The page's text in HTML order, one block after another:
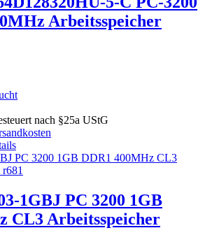
Arbeitsspeicher
nach §25a UStG
1GBJ PC 3200 1GB
CL3 Arbeitsspeicher